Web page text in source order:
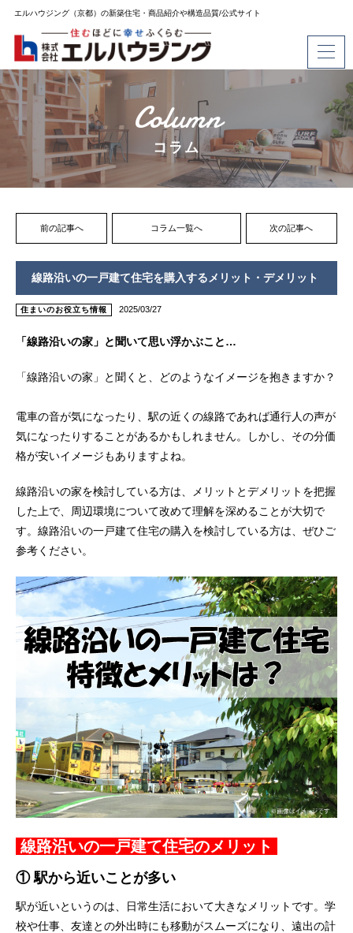
エルハウジング（京都）の新築住宅・商品紹介や構造品質/公式サイト
Column
コラム
前の記事へ コラム一覧へ 次の記事へ
線路沿いの一戸建て住宅を購入するメリット・デメリット
住まいのお役立ち情報 2025/03/27
「線路沿いの家」と聞いて思い浮かぶこと…
「線路沿いの家」と聞くと、どのようなイメージを抱きますか？
電車の音が気になったり、駅の近くの線路であれば通行人の声が
気になったりすることがあるかもしれません。しかし、その分価
格が安いイメージもありますよね。
線路沿いの家を検討している方は、メリットとデメリットを把握
した上で、周辺環境について改めて理解を深めることが大切で
す。線路沿いの一戸建て住宅の購入を検討している方は、ぜひご
参考ください。
線路沿いの一戸建て住宅のメリット
① 駅から近いことが多い
駅が近いというのは、日常生活において大きなメリットです。学
校や仕事、友達との外出時にも移動がスムーズになり、遠出の計